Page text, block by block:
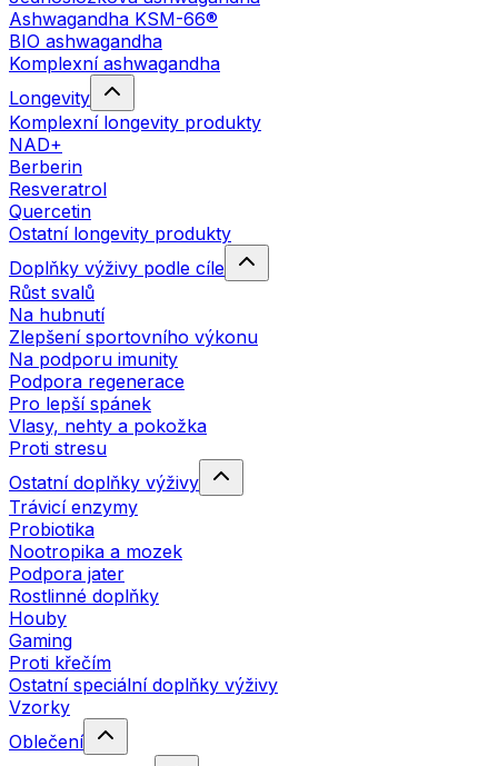
Ashwagandha KSM-66®
BIO ashwagandha
Komplexní ashwagandha
Longevity
Komplexní longevity produkty
NAD+
Berberin
Resveratrol
Quercetin
Ostatní longevity produkty
Doplňky výživy podle cíle
Růst svalů
Na hubnutí
Zlepšení sportovního výkonu
Na podporu imunity
Podpora regenerace
Pro lepší spánek
Vlasy, nehty a pokožka
Proti stresu
Ostatní doplňky výživy
Trávicí enzymy
Probiotika
Nootropika a mozek
Podpora jater
Rostlinné doplňky
Houby
Gaming
Proti křečím
Ostatní speciální doplňky výživy
Vzorky
Oblečení